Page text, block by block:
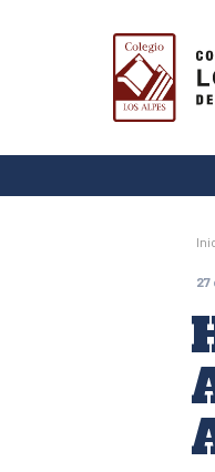
Colegio
Los
Alpes
de
Maipú
27